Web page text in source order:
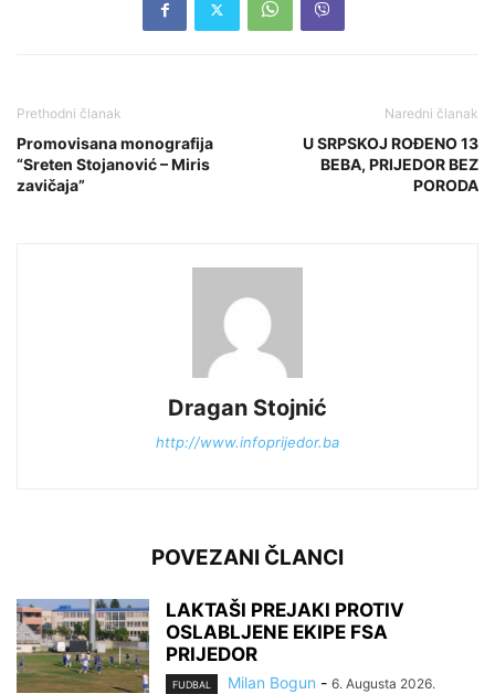
Prethodni članak
Promovisana monografija
“Sreten Stojanović – Miris
zavičaja”
Naredni članak
U SRPSKOJ ROĐENO 13
BEBA, PRIJEDOR BEZ
PORODA
Dragan Stojnić
http://www.infoprijedor.ba
POVEZANI ČLANCI
LAKTAŠI PREJAKI PROTIV
OSLABLJENE EKIPE FSA
PRIJEDOR
FUDBAL Milan Bogun - 6. Augusta 2026.